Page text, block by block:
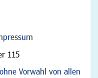
115
Vorwahl von allen